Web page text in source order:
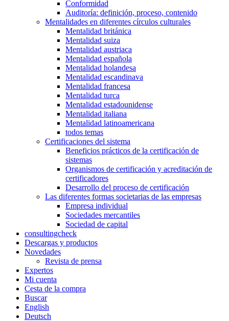
Conformidad
Auditoría: definición, proceso, contenido
Mentalidades en diferentes círculos culturales
Mentalidad británica
Mentalidad suiza
Mentalidad austriaca
Mentalidad española
Mentalidad holandesa
Mentalidad escandinava
Mentalidad francesa
Mentalidad turca
Mentalidad estadounidense
Mentalidad italiana
Mentalidad latinoamericana
todos temas
Certificaciones del sistema
Beneficios prácticos de la certificación de
sistemas
Organismos de certificación y acreditación de
certificadores
Desarrollo del proceso de certificación
Las diferentes formas societarias de las empresas
Empresa individual
Sociedades mercantiles
Sociedad de capital
consultingcheck
Descargas y productos
Novedades
Revista de prensa
Expertos
Mi cuenta
Cesta de la compra
Buscar
English
Deutsch